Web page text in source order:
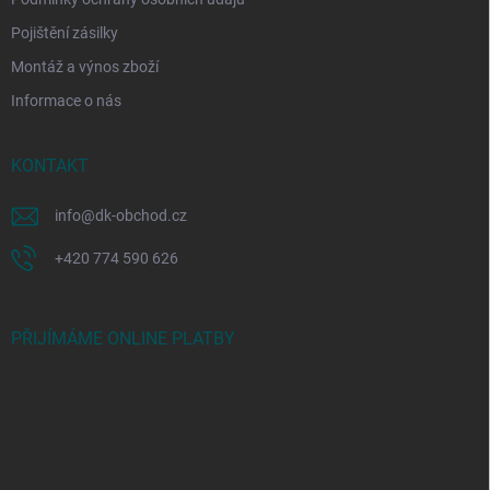
Pojištění zásilky
Montáž a výnos zboží
Informace o nás
KONTAKT
info@dk-obchod.cz
+420 774 590 626
PŘIJÍMÁME ONLINE PLATBY